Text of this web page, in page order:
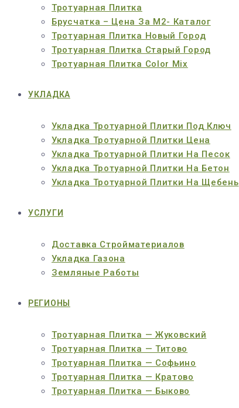
Тротуарная Плитка
Брусчатка – Цена За М2- Каталог
Тротуарная Плитка Новый Город
Тротуарная Плитка Старый Город
Тротуарная Плитка Color Mix
УКЛАДКА
Укладка Тротуарной Плитки Под Ключ
Укладка Тротуарной Плитки Цена
Укладка Тротуарной Плитки На Песок
Укладка Тротуарной Плитки На Бетон
Укладка Тротуарной Плитки На Щебень
УСЛУГИ
Доставка Стройматериалов
Укладка Газона
Земляные Работы
РЕГИОНЫ
Тротуарная Плитка — Жуковский
Тротуарная Плитка — Титово
Тротуарная Плитка — Софьино
Тротуарная Плитка — Кратово
Тротуарная Плитка — Быково